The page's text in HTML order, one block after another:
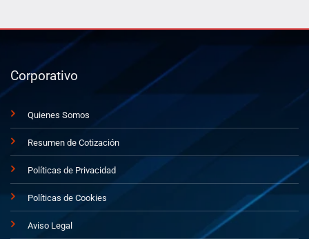
Corporativo
Quienes Somos
Resumen de Cotización
Políticas de Privacidad
Políticas de Cookies
Aviso Legal